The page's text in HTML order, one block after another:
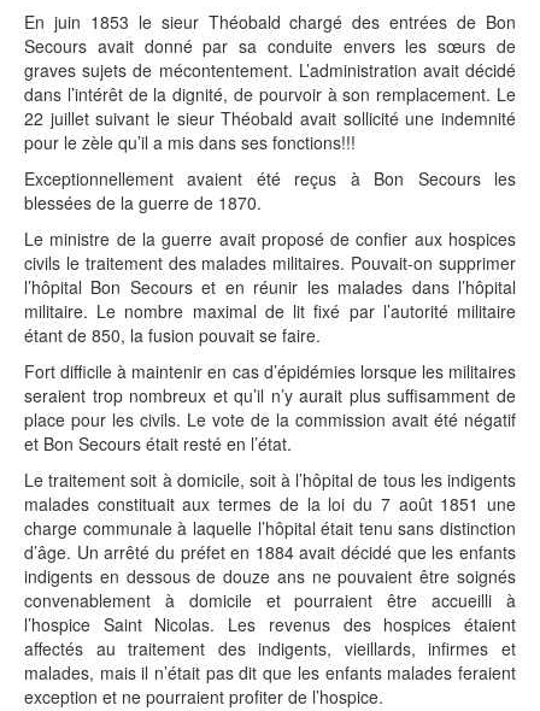
En juin 1853 le sieur Théobald chargé des entrées de Bon
Secours avait donné par sa conduite envers les sœurs de
graves sujets de mécontentement. L’administration avait décidé
dans l’intérêt de la dignité, de pourvoir à son remplacement. Le
22 juillet suivant le sieur Théobald avait sollicité une indemnité
pour le zèle qu’il a mis dans ses fonctions!!!
Exceptionnellement avaient été reçus à Bon Secours les
blessées de la guerre de 1870.
Le ministre de la guerre avait proposé de confier aux hospices
civils le traitement des malades militaires. Pouvait-on supprimer
l’hôpital Bon Secours et en réunir les malades dans l’hôpital
militaire. Le nombre maximal de lit fixé par l’autorité militaire
étant de 850, la fusion pouvait se faire.
Fort difficile à maintenir en cas d’épidémies lorsque les militaires
seraient trop nombreux et qu’il n’y aurait plus suffisamment de
place pour les civils. Le vote de la commission avait été négatif
et Bon Secours était resté en l’état.
Le traitement soit à domicile, soit à l’hôpital de tous les indigents
malades constituait aux termes de la loi du 7 août 1851 une
charge communale à laquelle l’hôpital était tenu sans distinction
d’âge. Un arrêté du préfet en 1884 avait décidé que les enfants
indigents en dessous de douze ans ne pouvaient être soignés
convenablement à domicile et pourraient être accueilli à
l’hospice Saint Nicolas. Les revenus des hospices étaient
affectés au traitement des indigents, vieillards, infirmes et
malades, mais il n’était pas dit que les enfants malades feraient
exception et ne pourraient profiter de l’hospice.